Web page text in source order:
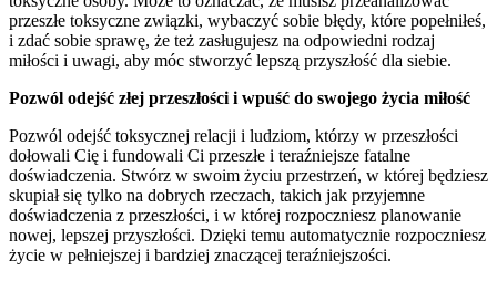
przeszłe toksyczne związki, wybaczyć sobie błędy, które popełniłeś,
i zdać sobie sprawę, że też zasługujesz na odpowiedni rodzaj
miłości i uwagi, aby móc stworzyć lepszą przyszłość dla siebie.
Pozwól odejść złej przeszłości i wpuść do swojego życia miłość
Pozwól odejść toksycznej relacji i ludziom, którzy w przeszłości
dołowali Cię i fundowali Ci przeszłe i teraźniejsze fatalne
doświadczenia. Stwórz w swoim życiu przestrzeń, w której będziesz
skupiał się tylko na dobrych rzeczach, takich jak przyjemne
doświadczenia z przeszłości, i w której rozpoczniesz planowanie
nowej, lepszej przyszłości. Dzięki temu automatycznie rozpoczniesz
życie w pełniejszej i bardziej znaczącej teraźniejszości.